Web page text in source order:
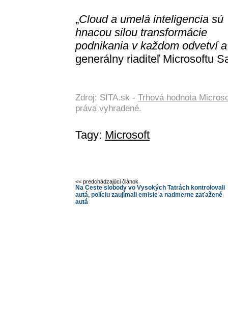
„Cloud a umelá inteligencia sú
hnacou silou transformácie
podnikania v každom odvetví
generálny riaditeľ Microsoftu
Zdroj: SITA.sk - Trhová hodnota
práva vyhradené.
Tagy: Microsoft
<< predchádzajúci článok
Na Ceste slobody vo Vysokých Tatrách kontrolovali
autá, políciu zaujímali emisie a nadmerne zaťažené
autá